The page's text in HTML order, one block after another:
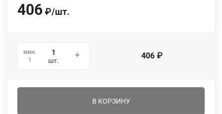
406 ₽/шт.
мин.
1
шт. 406 ₽
В КОРЗИНУ